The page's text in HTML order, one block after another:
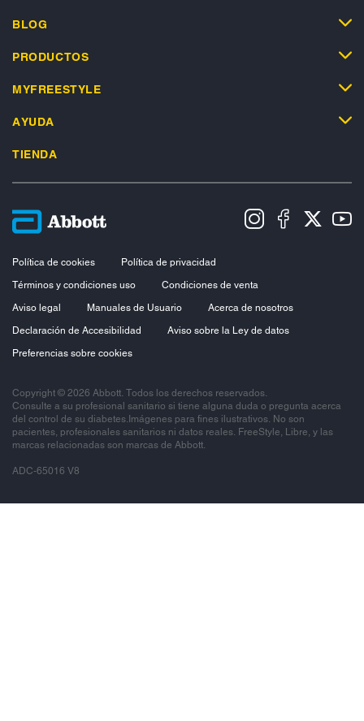
BLOG
PRODUCTOS
MYFREESTYLE
AYUDA
TIENDA
Política de cookies
Política de privacidad
Términos y condiciones uso
Condiciones de venta
Aviso legal
Manuales de Usuario
Acerca de nosotros
Declaración de Accesibilidad
Aviso sobre la Ley de datos
Preferencias sobre cookies
Copyright © 2026 Abbott. Todos los derechos reservados.
Consulte a su profesional sanitario si tiene alguna duda o pregunta acerca
del control de su diabetes.Imágenes para fines ilustrativos. No son
pacientes, profesionales sanitarios ni datos reales. FreeStyle, Libre, y las
marcas relacionadas son marcas de Abbott.
ADC-65016 V8